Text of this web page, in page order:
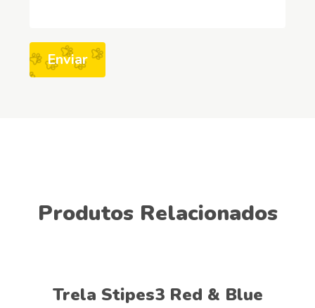
Produtos Relacionados
Ver opções
Trela Stipes3 Red & Blue